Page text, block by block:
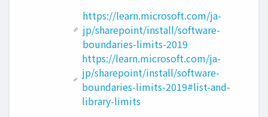
https://learn.microsoft.com/ja-
jp/sharepoint/install/software-
boundaries-limits-2019
https://learn.microsoft.com/ja-
jp/sharepoint/install/software-
boundaries-limits-2019#list-and-
library-limits